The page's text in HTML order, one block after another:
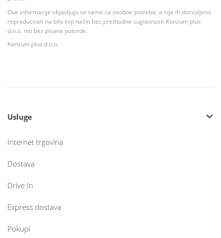
Ove informacije objavljuju se samo za osobne potrebe, a nije ih dozvoljeno
reproducirati na bilo koji način bez prethodne suglasnosti Konzum plus
d.o.o. niti bez pisane potvrde.
Konzum plus d.o.o.
Usluge
Internet trgovina
Dostava
Drive In
Express dostava
Pokupi